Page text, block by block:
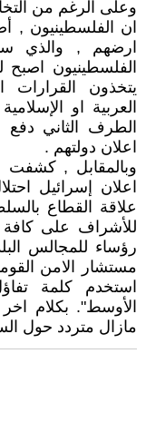
وعلى الرغم من
ان الفلسطينيون
ارضهم , والذي
الفلسطينيون
يتخذون القرارات
العربية او
الطرف الثاني
اعلان دولتهم .
وبالمقابل , كشفت
اعلان إسرائيل
علاقة القطاع
للأشراف على كافة
رؤساء للمجالس
مستشار الامن
استخدم كلمة
الأوسط". بكلام
مازال متردد حول